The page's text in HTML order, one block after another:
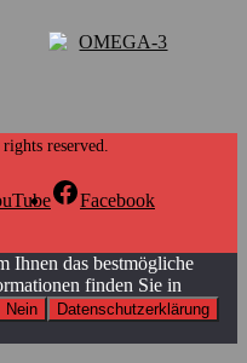
Facebook
Ihnen das bestmögliche
finden Sie in
Nein Datenschutzerklärung